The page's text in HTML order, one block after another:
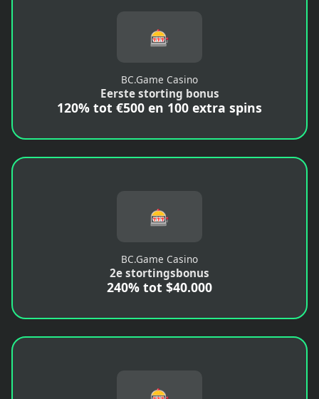
🎰
BC.Game Casino
Eerste storting bonus
120% tot €500 en 100 extra spins
🎰
BC.Game Casino
2e stortingsbonus
240% tot $40.000